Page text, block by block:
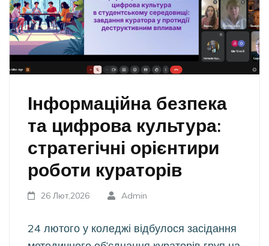
Інформаційна безпека
та цифрова культура:
стратегічні орієнтири
роботи кураторів
26 Лют,2026 Admin
24 лютого у коледжі відбулося засідання